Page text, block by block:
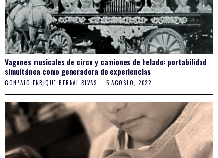
Vagones musicales de circo y camiones de helado: portabilidad
simultánea como generadora de experiencias
GONZALO ENRIQUE BERNAL RIVAS 5 AGOSTO, 2022